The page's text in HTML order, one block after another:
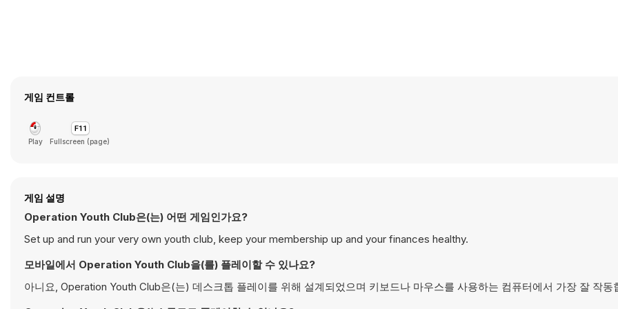
게임 컨트롤
Play Fullscreen (page)
게임 설명
Operation Youth Club은(는) 어떤 게임인가요?
Set up and run your very own youth club, keep your membership up and your finances healthy.
모바일에서 Operation Youth Club을(를) 플레이할 수 있나요?
아니요, Operation Youth Club은(는) 데스크톱 플레이를 위해 설계되었으며 키보드나 마우스를 사용하는 컴퓨터에서 가장 잘 작동